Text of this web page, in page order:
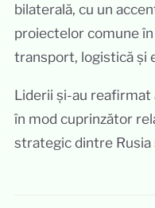
bilaterală, cu un
proiectelor comune
transport, logistică și
Liderii și-au reafirmat
în mod cuprinzător
strategic dintre Rusia